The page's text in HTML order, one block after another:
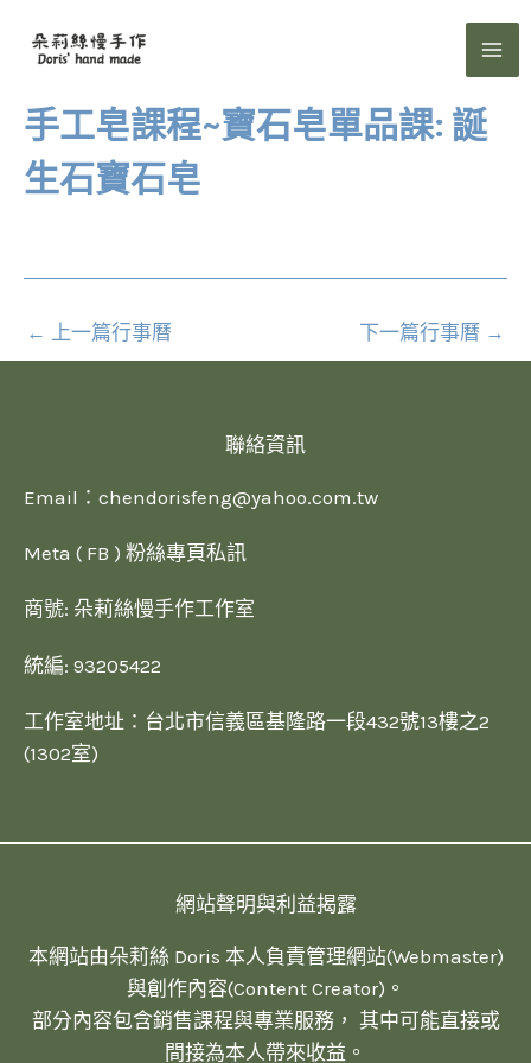
手工皂課程~寶石皂單品課: 誕
生石寶石皂
← 上一篇行事曆 下一篇行事曆 →
聯絡資訊
Email： chendorisfeng@yahoo.com.tw
Meta ( FB ) 粉絲專頁私訊
商號: 朵莉絲慢手作工作室
統編: 93205422
工作室地址：台北市信義區基隆路一段432號13樓之2
(1302室)
網站聲明與利益揭露
本網站由朵莉絲 Doris 本人負責管理網站(Webmaster)
與創作內容(Content Creator)。
部分內容包含銷售課程與專業服務， 其中可能直接或
間接為本人帶來收益。